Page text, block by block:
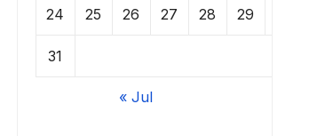
24 25 26 27 28 29
31
« Jul